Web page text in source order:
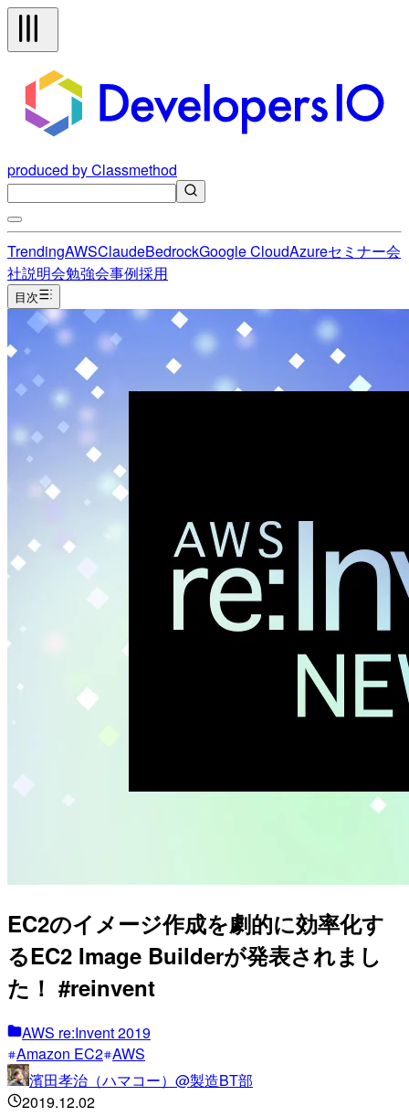
produced by Classmethod
TrendingAWSClaudeBedrockGoogle CloudAzureセミナー会
社説明会勉強会事例採用
目次
EC2のイメージ作成を劇的に効率化す
るEC2 Image Builderが発表されまし
た！ #reinvent
AWS re:Invent 2019
Amazon EC2 AWS
濱田孝治（ハマコー）@製造BT部
2019.12.02